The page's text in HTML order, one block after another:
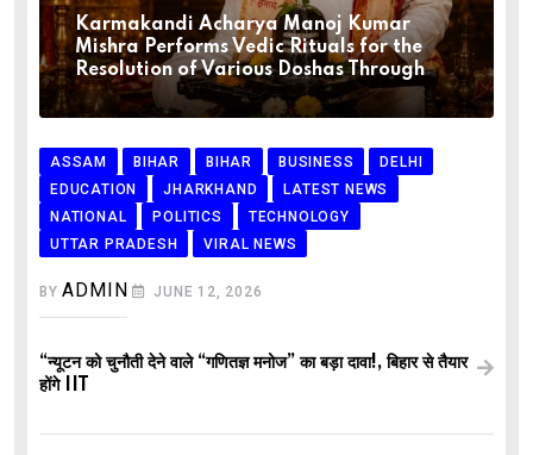
Karmakandi Acharya Manoj Kumar
Mishra Performs Vedic Rituals for the
Resolution of Various Doshas Through
ASSAM BIHAR BIHAR BUSINESS
DELHI
EDUCATION
JHARKHAND
LATEST NEWS
NATIONAL
POLITICS
TECHNOLOGY
UTTAR PRADESH
VIRAL NEWS
BYADMIN JUNE 12, 2026
“न्यूटन को चुनौती देने वाले “गणितज्ञ मनोज” का बड़ा दावा!, बिहार से तैयार
होंगे IIT